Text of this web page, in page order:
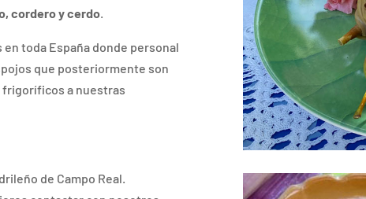
cordero y cerdo
toda España donde personal
que posteriormente son
a nuestras
de Campo Real.